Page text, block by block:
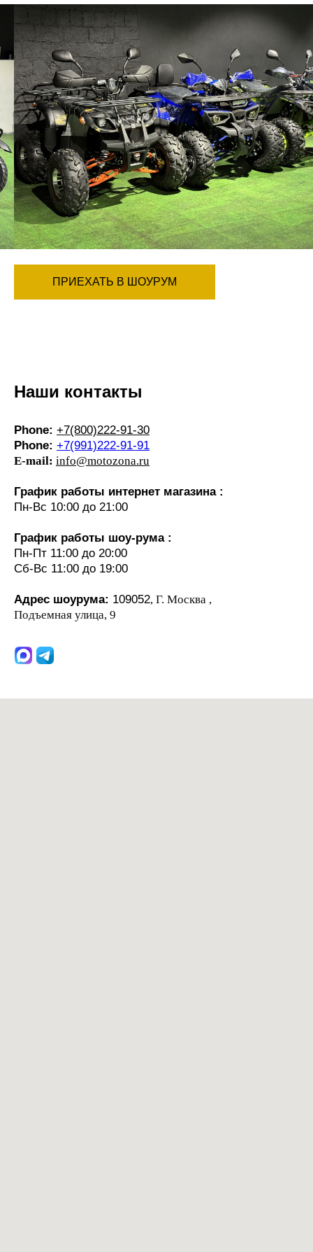
Максимальная нагрузка
(кг)
Тормоза передние
механические
барабанные
Тормоза задние
гидравлические
дисковые
ПРИЕХАТЬ В ШОУРУМ
Наши контакты
Phone: +7(800)222-91-30
Phone: +7(991)222-91-91
E-mail: info@motozona.ru
График работы интернет магазина :
Пн-Вс 10:00 до 21:00
График работы шоу-рума :
Пн-Пт 11:00 до 20:00
Сб-Вс 11:00 до 19:00
Адрес шоурума: 109052, Г. Москва ,
Подъемная улица, 9